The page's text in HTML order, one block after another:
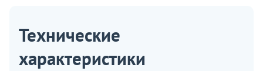
Технические
характеристики